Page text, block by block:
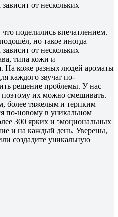
от нескольких
поделились впечатлением.
но такое иногда
от нескольких
типа кожи и
На коже разных людей ароматы
каждого звучат по-
решение проблемы. У нас
их можно смешивать.
более тяжелым и терпким
по-новому в уникальном
300 ярких и эмоциональных
и на каждый день. Уверены,
создадите уникальную